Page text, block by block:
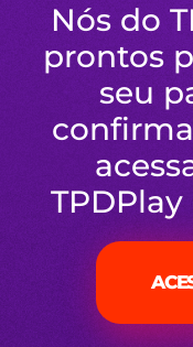
Nós do
prontos
seu